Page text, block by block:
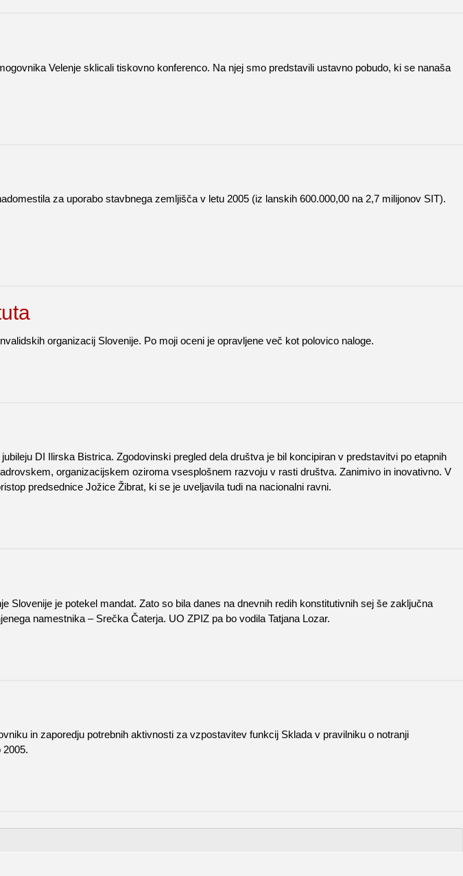
Velenje sklicali tiskovno konferenco. Na njej smo predstavili ustavno pobudo, ki se nanaša
za uporabo stavbnega zemljišča v letu 2005 (iz lanskih 600.000,00 na 2,7 milijonov SIT).
organizacij Slovenije. Po moji oceni je opravljene več kot polovico naloge.
DI Ilirska Bistrica. Zgodovinski pregled dela društva je bil koncipiran v predstavitvi po etapnih
organizacijskem oziroma vsesplošnem razvoju v rasti društva. Zanimivo in inovativno. V
predsednice Jožice Žibrat, ki se je uveljavila tudi na nacionalni ravni.
je potekel mandat. Zato so bila danes na dnevnih redih konstitutivnih sej še zaključna
namestnika – Srečka Čaterja. UO ZPIZ pa bo vodila Tatjana Lozar.
in zaporedju potrebnih aktivnosti za vzpostavitev funkcij Sklada v pravilniku o notranji
2005.